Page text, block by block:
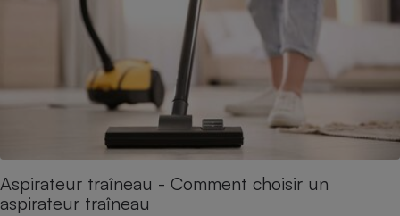
Aspirateur traîneau - Comment choisir un
aspirateur traîneau